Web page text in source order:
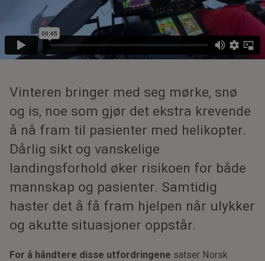
Vinteren bringer med seg mørke, snø
og is, noe som gjør det ekstra krevende
å nå fram til pasienter med helikopter.
Dårlig sikt og vanskelige
landingsforhold øker risikoen for både
mannskap og pasienter. Samtidig
haster det å få fram hjelpen når ulykker
og akutte situasjoner oppstår.
For å håndtere disse utfordringene satser Norsk